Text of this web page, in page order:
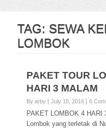
TAG: SEWA
LOMBOK
PAKET TOUR
HARI 3 MALAM
By arby July 15, 2016 6
PAKET LOMBOK 4 HARI
Lombok yang terletak di